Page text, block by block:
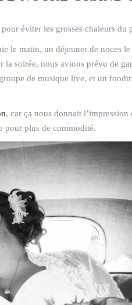
pour éviter les grosses chaleurs du
le matin, un déjeuner de noces
la soirée, nous avions prévu de
de musique live, et un
, car ça nous donnait l’impression
pour plus de commodité.